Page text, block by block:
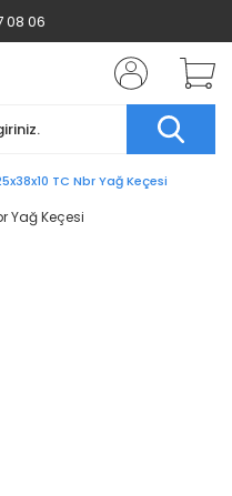
08 06
TC Nbr Yağ Keçesi